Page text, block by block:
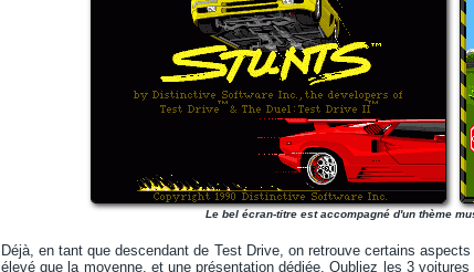
Le bel écran-titre est accompagné d'un thème
Déjà, en tant que descendant de Test Drive, on retrouve certains
élevé que la moyenne, et une présentation dédiée. Oubliez les 3